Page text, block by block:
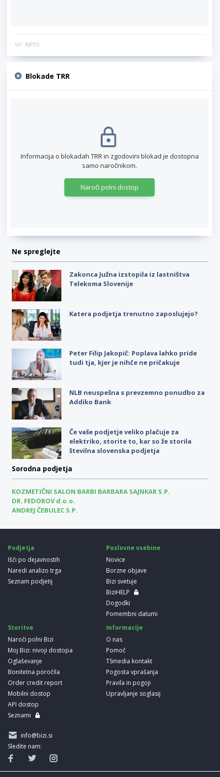
Vir: AJPES
Blokade TRR
Informacija o blokadah TRR in zgodovini blokad je dostopna
samo naročnikom.
Naroči polni dostop
Ne spreglejte
Zakonca Južna izstopila iz lastništva
Telekoma Slovenije
Katera podjetja trenutno zaposlujejo?
Peter Filip Jakopič: Poplava lahko pride
tudi tja, kjer je nihče ne pričakuje
NLB neuspešna s prevzemno ponudbo za
Addiko Bank
Če vaše podjetje veliko plačuje za
elektriko, storite to, kar so že storila
številna slovenska podjetja
Sorodna podjetja
KOZMETIČNI SALON BARBI BARBARA SAJNKAR S.P.
DR. FEDOROV d.o.o.
ANDREJ ČEBULEC S.P.
Podjetja
Išči po dejavnostih
Naredi analizo trga
Seznam podjetij
Poslovne vsebine
Novice
Borzne objave
Bizi svetuje
BiziHELP
Dogodki
Pomembni datumi
Storitve
Naroči polni Bizi
Moj Bizi: nivoji dostopa
Oglaševanje
Bonitetna poročila
Order credit report
Mobilni dostop
API dostop
Seznami
Informacije
O nas
Pomoč
TSmedia kontakt
Pogosta vprašanja
Pravila in pogoji
Upravljanje soglasij
info@bizi.si
Sledite nam: